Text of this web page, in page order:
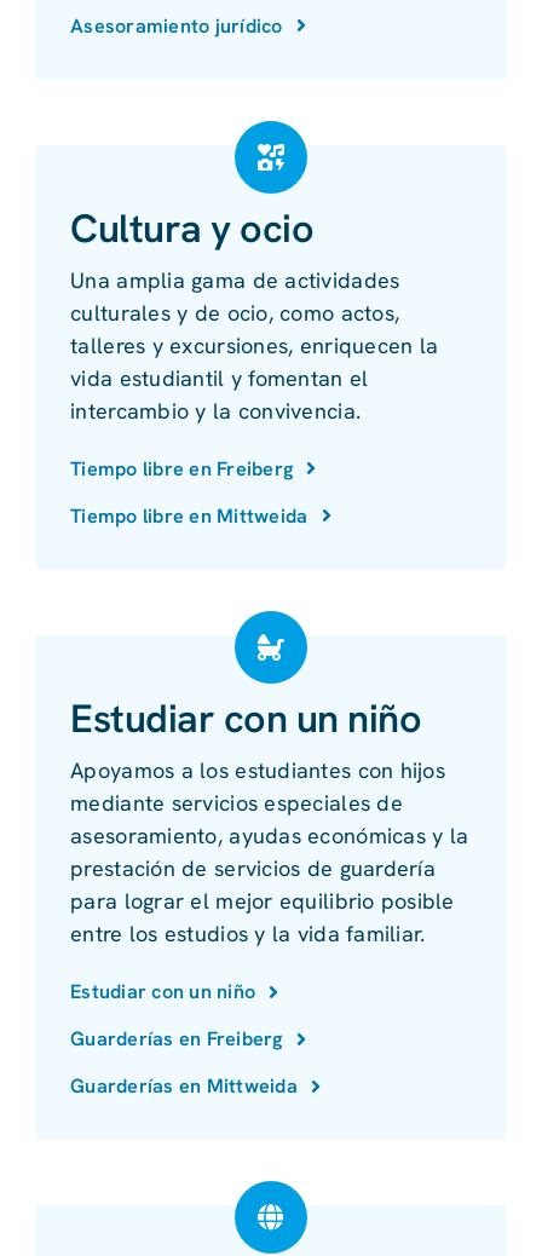
Asesoramiento jurídico
Cultura y ocio
Una amplia gama de actividades
culturales y de ocio, como actos,
talleres y excursiones, enriquecen la
vida estudiantil y fomentan el
intercambio y la convivencia.
Tiempo libre en Freiberg
Tiempo libre en Mittweida
Estudiar con un niño
Apoyamos a los estudiantes con hijos
mediante servicios especiales de
asesoramiento, ayudas económicas y la
prestación de servicios de guardería
para lograr el mejor equilibrio posible
entre los estudios y la vida familiar.
Estudiar con un niño
Guarderías en Freiberg
Guarderías en Mittweida